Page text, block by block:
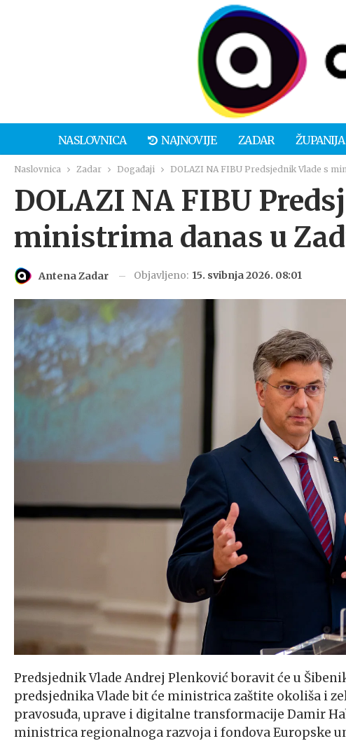
NASLOVNICA NAJNOVIJE ZADAR ŽUPANIJA
Naslovnica Zadar Događaji DOLAZI NA FIBU Predsjednik Vlade s
DOLAZI NA FIBU
ministrima danas u
Antena Zadar Objavljeno: 15. svibnja 2026. 08:01
Predsjednik Vlade Andrej Plenković boravit će u
predsjednika Vlade bit će ministrica zaštite okoliša i
pravosuđa, uprave i digitalne transformacije Damir
ministrica regionalnoga razvoja i fondova Europske